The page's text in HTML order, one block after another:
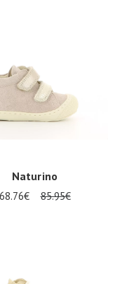
Naturino
68.76€ 85.95€